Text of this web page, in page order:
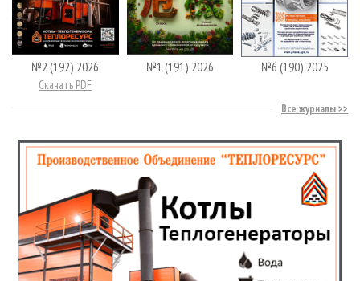
№2 (192) 2026
Скачать PDF
№1 (191) 2026 №6 (190) 2025
Все журналы